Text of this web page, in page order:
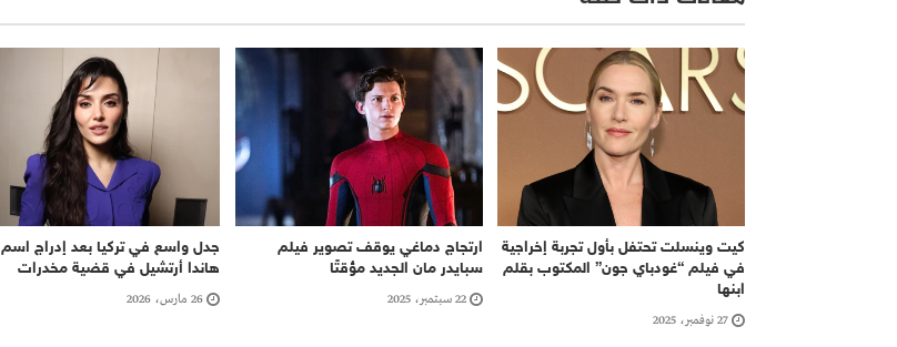
كيت وينسلت تحتفل بأول تجربة إخراجية
في فيلم “غودباي جون” المكتوب بقلم
ابنها
27 نوفمبر، 2025
ارتجاج دماغي يوقف تصوير فيلم
سبايدر مان الجديد مؤقتًا
22 سبتمبر، 2025
جدل واسع في تركيا بعد إدراج اسم
هاندا أرتشيل في قضية مخدرات
26 مارس، 2026